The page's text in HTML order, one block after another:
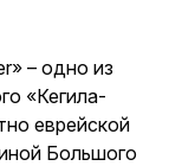
– одно из
«Кегила-
еврейской
Большого